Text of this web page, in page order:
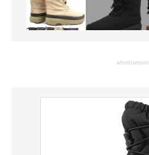
ITエンジニア向け専門サイト
製造業のIT導入・活用を支援
モノづくり技術者専門サイト
advertisement